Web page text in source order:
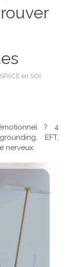
en SOI
? 4
EFT,
nerveux.